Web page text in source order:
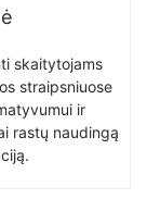
skaitytojams
straipsniuose
ir
rastų naudingą